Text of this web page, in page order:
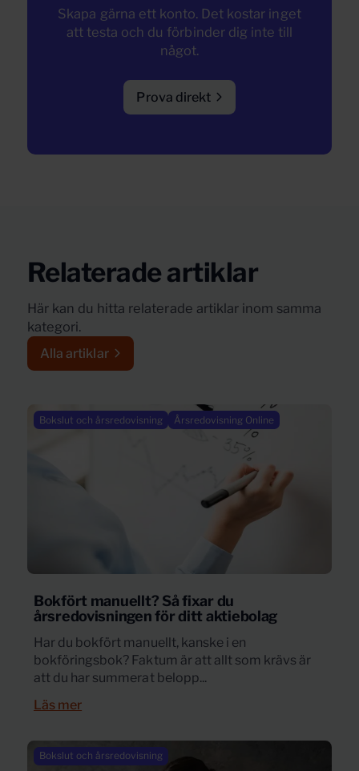
Skapa gärna ett konto. Det kostar inget
att testa och du förbinder dig inte till
något.
Prova direkt
Relaterade artiklar
Här kan du hitta relaterade artiklar inom samma
kategori.
Alla artiklar
Bokslut och årsredovisning Årsredovisning Online
Bokfört manuellt? Så fixar du
årsredovisningen för ditt aktiebolag
Har du bokfört manuellt, kanske i en
bokföringsbok? Faktum är att allt som krävs är
att du har summerat belopp...
Läs mer
Bokslut och årsredovisning